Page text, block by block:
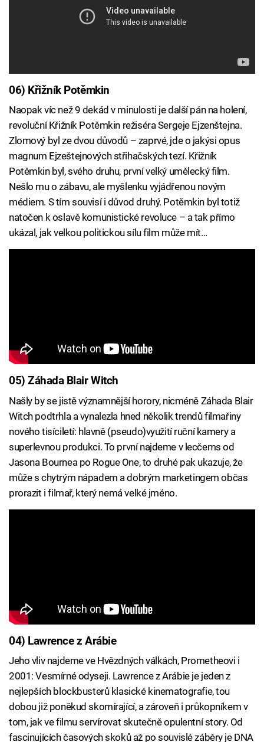
06) Křižník Potěmkin
Naopak víc než 9 dekád v minulosti je další pán na holení,
revoluční Křižník Potěmkin režiséra Sergeje Ejzenštejna.
Zlomový byl ze dvou důvodů – zaprvé, jde o jakýsi opus
magnum Ejzeštejnových střihačských tezí. Křižník
Potěmkin byl, svého druhu, první velký umělecký film.
Nešlo mu o zábavu, ale myšlenku vyjádřenou novým
médiem. S tím souvisí i důvod druhý. Potěmkin byl totiž
natočen k oslavě komunistické revoluce – a tak přímo
ukázal, jak velkou politickou sílu film může mít…
05) Záhada Blair Witch
Našly by se jistě významnější horory, nicméně Záhada Blair
Witch podtrhla a vynalezla hned několik trendů filmařiny
nového tisíciletí: hlavně (pseudo)využití ruční kamery a
superlevnou produkci. To první najdeme v lecčems od
Jasona Bournea po Rogue One, to druhé pak ukazuje, že
může s chytrým nápadem a dobrým marketingem občas
prorazit i filmař, který nemá velké jméno.
04) Lawrence z Arábie
Jeho vliv najdeme ve Hvězdných válkách, Prometheovi i
2001: Vesmírné odyseji. Lawrence z Arábie je jeden z
nejlepších blockbusterů klasické kinematografie, tou
dobou již poněkud skomírající, a zároveň i průkopníkem v
tom, jak ve filmu servírovat skutečně opulentní story. Od
fascinujících časových skoků až po souvislé záběry je DNA